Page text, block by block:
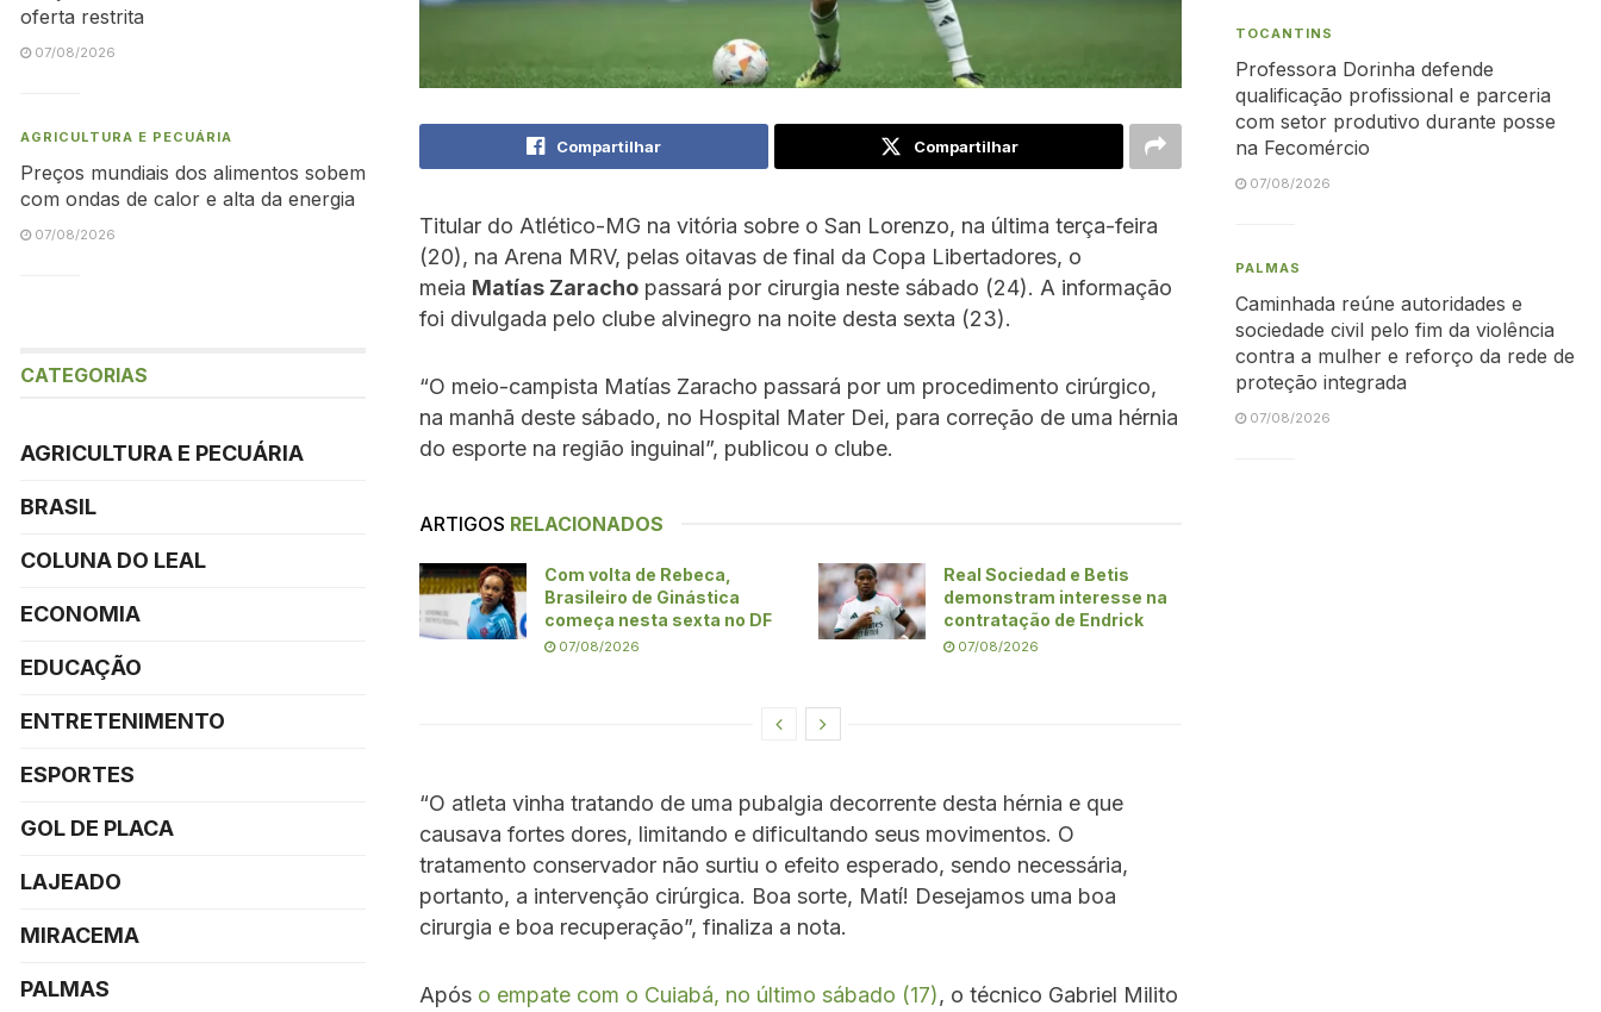
Compartilhar Compartilhar
Titular do Atlético-MG na vitória sobre o San Lorenzo, na última terça-feira
(20), na Arena MRV, pelas oitavas de final da Copa Libertadores, o
meia Matías Zaracho passará por cirurgia neste sábado (24). A informação
foi divulgada pelo clube alvinegro na noite desta sexta (23).
“O meio-campista Matías Zaracho passará por um procedimento cirúrgico,
na manhã deste sábado, no Hospital Mater Dei, para correção de uma hérnia
do esporte na região inguinal”, publicou o clube.
ARTIGOS RELACIONADOS
Com volta de Rebeca,
Brasileiro de Ginástica
começa nesta sexta no DF
07/08/2026
Real Sociedad e Betis
demonstram interesse na
contratação de Endrick
07/08/2026
“O atleta vinha tratando de uma pubalgia decorrente desta hérnia e que
causava fortes dores, limitando e dificultando seus movimentos. O
tratamento conservador não surtiu o efeito esperado, sendo necessária,
portanto, a intervenção cirúrgica. Boa sorte, Matí! Desejamos uma boa
cirurgia e boa recuperação”, finaliza a nota.
Após o empate com o Cuiabá, no último sábado (17), o técnico Gabriel Milito
oferta restrita
07/08/2026
AGRICULTURA E PECUÁRIA
Preços mundiais dos alimentos sobem
com ondas de calor e alta da energia
07/08/2026
CATEGORIAS
AGRICULTURA E PECUÁRIA
BRASIL
COLUNA DO LEAL
ECONOMIA
EDUCAÇÃO
ENTRETENIMENTO
ESPORTES
GOL DE PLACA
LAJEADO
MIRACEMA
PALMAS
TOCANTINS
Professora Dorinha defende
qualificação profissional e parceria
com setor produtivo durante posse
na Fecomércio
07/08/2026
PALMAS
Caminhada reúne autoridades e
sociedade civil pelo fim da violência
contra a mulher e reforço da rede de
proteção integrada
07/08/2026